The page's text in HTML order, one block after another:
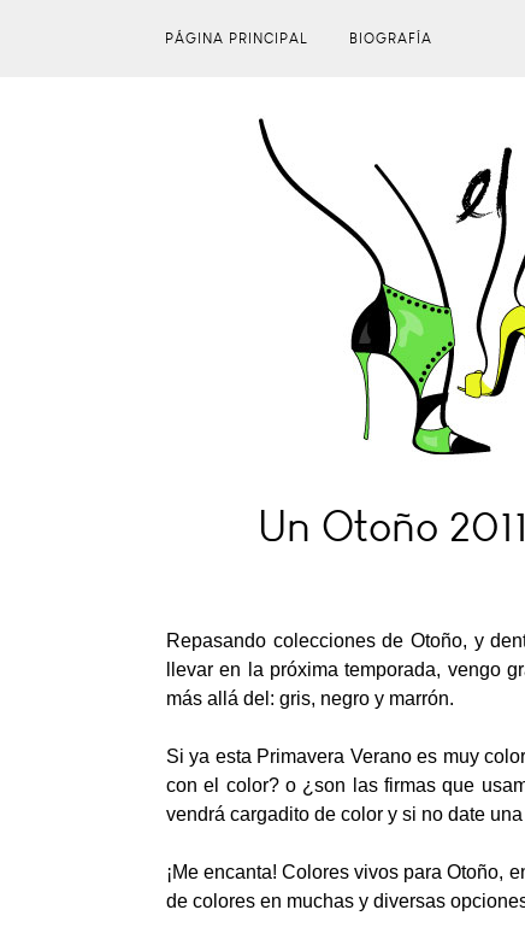
PÁGINA PRINCIPAL BIOGRAFÍA
Un Otoño
Repasando colecciones de Otoño, y
llevar en la próxima temporada, vengo
más allá del: gris, negro y marrón.
Si ya esta Primavera Verano es muy
con el color? o ¿son las firmas que
vendrá cargadito de color y si no date
¡Me encanta! Colores vivos para Otoño,
de colores en muchas y diversas